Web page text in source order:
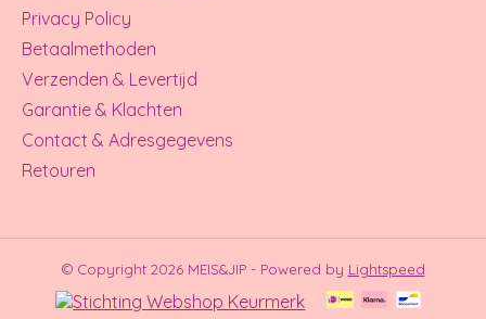
Privacy Policy
Betaalmethoden
Verzenden & Levertijd
Garantie & Klachten
Contact & Adresgegevens
Retouren
© Copyright 2026 MEIS&JIP - Powered by Lightspeed